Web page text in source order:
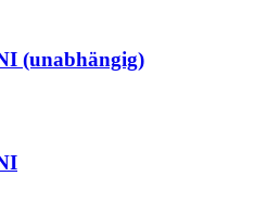
(unabhängig)